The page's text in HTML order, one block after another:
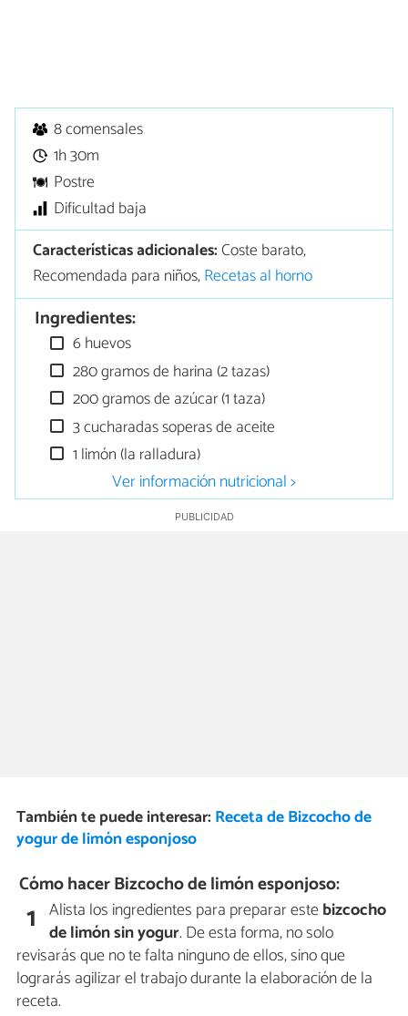
8 comensales
1h 30m
Postre
Dificultad baja
Características adicionales:Coste barato,
Recomendada para niños,Recetas al horno
Ingredientes:
6 huevos
280 gramos de harina (2 tazas)
200 gramos de azúcar (1 taza)
3 cucharadas soperas de aceite
1 limón (la ralladura)
Ver información nutricional >
También te puede interesar: Receta de Bizcocho de
yogur de limón esponjoso
Cómo hacer Bizcocho de limón esponjoso:
1 Alista los ingredientes para preparar estebizcocho
de limón sin yogur. De esta forma, no solo
revisarás que no te falta ninguno de ellos, sino que
lograrás agilizar el trabajo durante la elaboración de la
receta.